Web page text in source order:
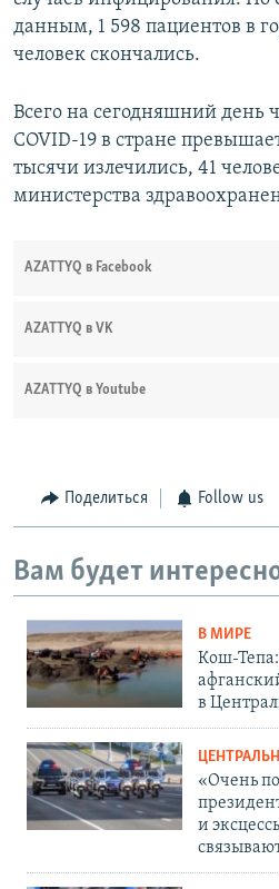
данным, 1 598 пациентов в
человек скончались.
Всего на сегодняшний день
COVID-19 в стране
тысячи излечились, 41
министерства
AZATTYQ в Facebook
AZATTYQ в VK
AZATTYQ в Youtube
Поделиться Follow us
Вам будет
В МИРЕ
Кош-Тепа:
в
«Очень
и